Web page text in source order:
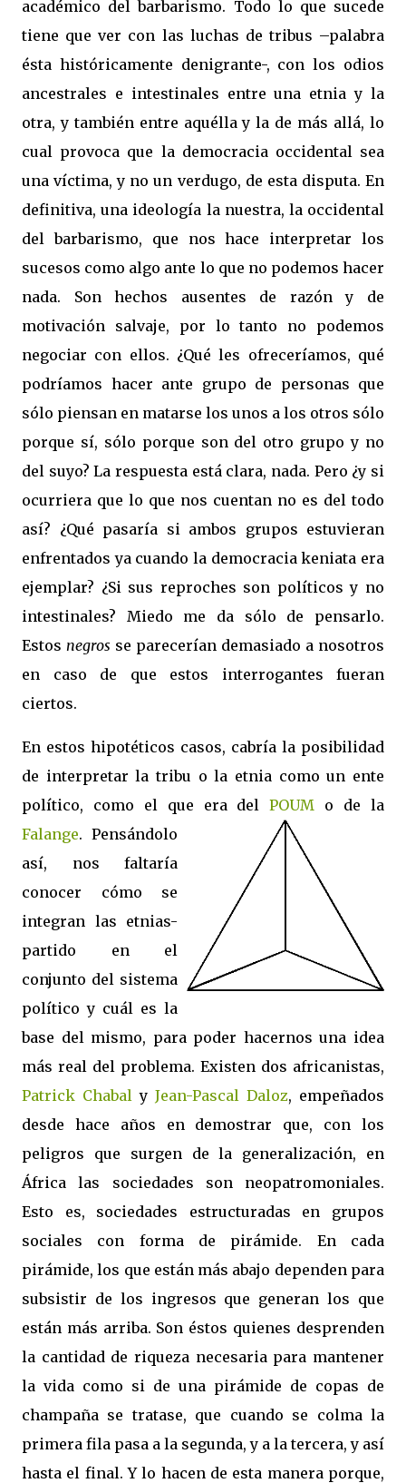
académico del barbarismo. Todo lo que sucede
tiene que ver con las luchas de tribus –palabra
ésta históricamente denigrante-, con los odios
ancestrales e intestinales entre una etnia y la
otra, y también entre aquélla y la de más allá, lo
cual provoca que la democracia occidental sea
una víctima, y no un verdugo, de esta disputa. En
definitiva, una ideología la nuestra, la occidental
del barbarismo, que nos hace interpretar los
sucesos como algo ante lo que no podemos hacer
nada. Son hechos ausentes de razón y de
motivación salvaje, por lo tanto no podemos
negociar con ellos. ¿Qué les ofreceríamos, qué
podríamos hacer ante grupo de personas que
sólo piensan en matarse los unos a los otros sólo
porque sí, sólo porque son del otro grupo y no
del suyo? La respuesta está clara, nada. Pero ¿y si
ocurriera que lo que nos cuentan no es del todo
así? ¿Qué pasaría si ambos grupos estuvieran
enfrentados ya cuando la democracia keniata era
ejemplar? ¿Si sus reproches son políticos y no
intestinales? Miedo me da sólo de pensarlo.
Estos negros se parecerían demasiado a nosotros
en caso de que estos interrogantes fueran
ciertos.
En estos hipotéticos casos, cabría la posibilidad
de interpretar la tribu o la etnia como un ente
político, como el que era delPOUM o de la
Falange. Pensándolo
así, nos faltaría
conocer cómo se
integran las etnias-
partido en el
conjunto del sistema
político y cuál es la
base del mismo, para poder hacernos una idea
más real del problema. Existen dos africanistas,
Patrick Chabal y Jean-Pascal Daloz, empeñados
desde hace años en demostrar que, con los
peligros que surgen de la generalización, en
África las sociedades son neopatromoniales.
Esto es, sociedades estructuradas en grupos
sociales con forma de pirámide. En cada
pirámide, los que están más abajo dependen para
subsistir de los ingresos que generan los que
están más arriba. Son éstos quienes desprenden
la cantidad de riqueza necesaria para mantener
la vida como si de una pirámide de copas de
champaña se tratase, que cuando se colma la
primera fila pasa a la segunda, y a la tercera, y así
hasta el final. Y lo hacen de esta manera porque,